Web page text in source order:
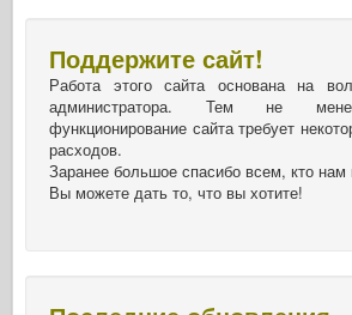
Поддержите сайт!
Работа этого сайта основана на
администратора. Тем не
функционирование сайта требует
расходов.
Заранее большое спасибо всем, кто нам
Вы можете дать то, что вы хотите!